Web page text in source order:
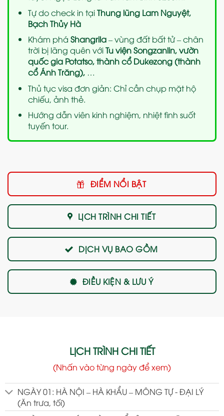
Tự do check in tạiThung lũng Lam Nguyệt,
Bạch Thủy Hà
Khám phá Shangrila– vùng đất bất tử – chân
trời bị lãng quên vớiTu viện Songzanlin, vườn
quốc gia Potatso, thành cổ Dukezong (thành
cổ Ánh Trăng),…
Thủ tục visa đơn giản: Chỉ cần chụp mặt hộ
chiếu, ảnh thẻ.
Hướng dẫn viên kinh nghiệm, nhiệt tình suốt
tuyến tour.
LỊCH TRÌNH CHI TIẾT
(Nhấn vào từng ngày để xem)
NGÀY 01: HÀ NỘI – HÀ KHẨU – MÔNG TỰ - ĐẠI LÝ
(Ăn trưa, tối)
ĐIỂM NỔI BẬT
LỊCH TRÌNH CHI TIẾT
DỊCH VỤ BAO GỒM
ĐIỀU KIỆN & LƯU Ý